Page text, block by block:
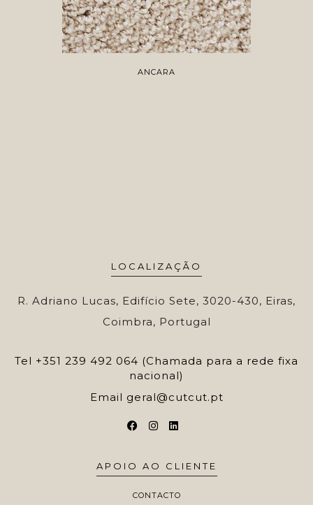
ANCARA
LOCALIZAÇÃO
R. Adriano Lucas, Edifício Sete, 3020-430, Eiras,
Coimbra, Portugal
Tel +351 239 492 064 (Chamada para a rede fixa
nacional)
Email geral@cutcut.pt
APOIO AO CLIENTE
CONTACTO